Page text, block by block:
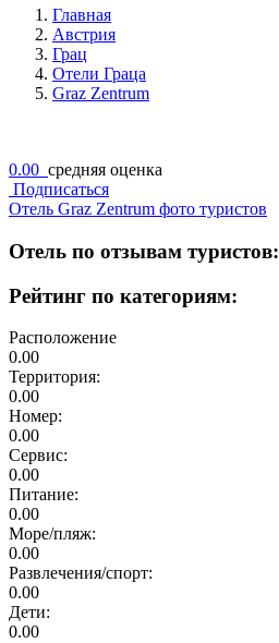
Главная
Австрия
Грац
Отели Граца
Graz Zentrum
0.00 средняя оценка
Подписаться
Отель Graz Zentrum фото туристов
Отель по отзывам туристов:
Рейтинг по категориям:
Расположение
0.00
Территория:
0.00
Номер:
0.00
Сервис:
0.00
Питание:
0.00
Море/пляж:
0.00
Развлечения/спорт:
0.00
Дети:
0.00